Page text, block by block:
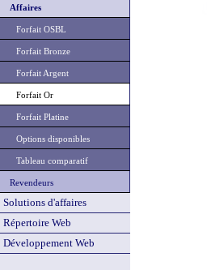
Affaires
Forfait OSBL
Forfait Bronze
Forfait Argent
Forfait Or
Forfait Platine
Options disponibles
Tableau comparatif
Revendeurs
Solutions d'affaires
Répertoire Web
Développement Web